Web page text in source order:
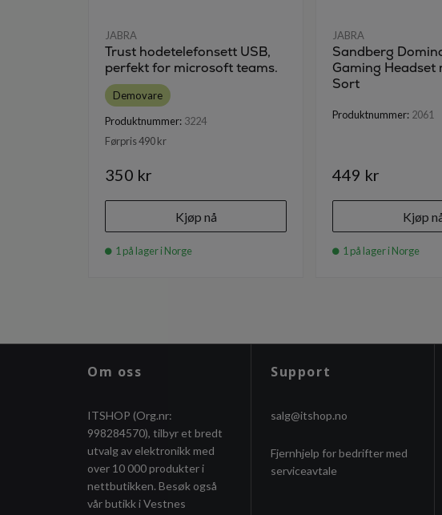
JABRA
Trust hodetelefonsett USB,
perfekt for microsoft teams.
Demovare
Produktnummer: 3224
Førpris 490 kr
350 kr
Kjøp nå
1 på lager i Norge
JABRA
Sandberg
Gaming Headset
Sort
Produktnummer: 2061
449 kr
Kjøp
1 på lager i Norge
Om oss
ITSHOP (Org.nr:
998284570), tilbyr et bredt
utvalg av elektronikk med
over 10 000 produkter i
nettbutikken. Besøk også
vår butikk i Vestnes
Support
salg@itshop.no
Fjernhjelp for bedrifter med
serviceavtale